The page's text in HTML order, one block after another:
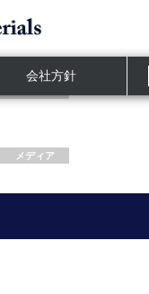
会社方針
メディア